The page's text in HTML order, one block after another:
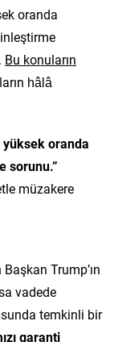
oranda
Bu konuların
hâlâ
oranda
sorunu.”
müzakere
Trump’ın
vadede
temkinli bir
garanti